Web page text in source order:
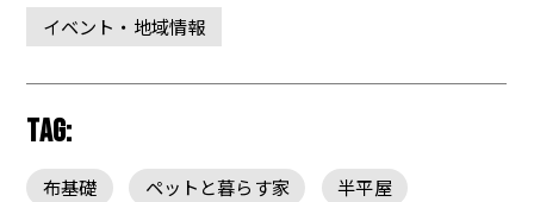
イベント・地域情報
TAG:
布基礎 ペットと暮らす家 半平屋